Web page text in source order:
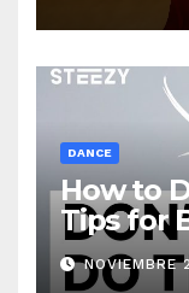
DANCE
How to
Tips for